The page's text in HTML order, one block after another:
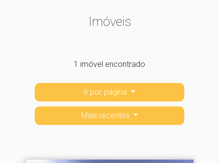
Imóveis
1 imóvel encontrado
6 por página
Mais recentes